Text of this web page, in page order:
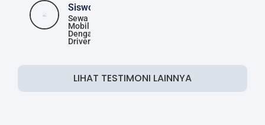
Siswoyo
Sewa
Mobil
Dengan
Driver
LIHAT TESTIMONI LAINNYA